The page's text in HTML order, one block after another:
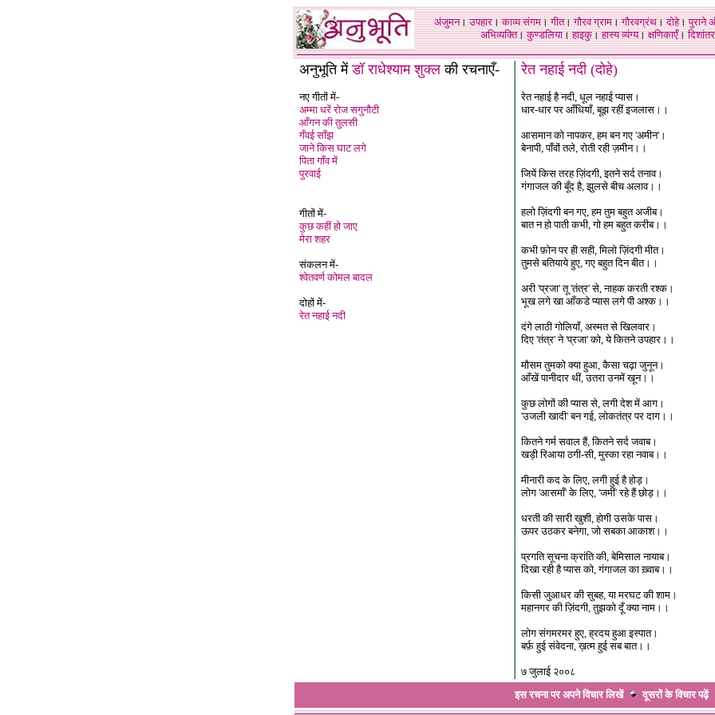
अंजुमन।उपहार।काव्य संगम।गीत।गौरव ग्राम।गौरवग्रंथ।दोहे।पुराने
अभिव्यक्ति।कुण्डलिया।हाइकु।हास्य व्यंग्य।क्षणिकाएँ।दिशांतर
अनुभूति मेंडॉ राधेश्याम शुक्ल की रचनाएँ-
नए गीतों में-
अम्मा धरें रोज सगुनौटी
आँगन की तुलसी
गँवई साँझ
जाने किस घाट लगे
पिता गाँव में
पुरवाई
गीतों में-
कुछ कहीं हो जाए
मेरा शहर
संकलन में-
श्वेतवर्ण कोमल बादल
दोहों में-
रेत नहाई नदी
रेत नहाई नदी (दोहे)
रेत नहाई है नदी, धूल नहाई प्यास।
धार-धार पर आँधियाँ, बूझ रहीं इजलास।।
आसमान को नापकर, हम बन गए 'अमीन'।
बेनापी, पाँवों तले, रोती रही ज़मीन।।
जियें किस तरह ज़िंदगी, इतने सर्द तनाव।
गंगाजल की बूँद है, झुलसे बीच अलाव।।
हलो ज़िंदगी बन गए, हम तुम बहुत अजीब।
बात न हो पाती कभी, गो हम बहुत करीब।।
कभी फ़ोन पर ही सही, मिलो ज़िंदगी मीत।
तुमसे बतियाये हुए, गए बहुत दिन बीत।।
अरी 'प्रजा' तू 'तंत्र' से, नाहक करती रश्क।
भूख लगे खा आँकडे प्यास लगे पी अश्क।।
दंगे लाठी गोलियाँ, अस्मत से खिलवार।
दिए 'तंत्र' ने 'प्रजा' को, ये कितने उपहार।।
मौसम तुमको क्या हुआ, कैसा चढ़ा जुनून।
आँखें पानीदार थीं, उतरा उनमें खून।।
कुछ लोगों की प्यास से, लगी देश में आग।
'उजली खादी' बन गई, लोकतंत्र पर दाग।।
कितने गर्म सवाल हैं, कितने सर्द जवाब।
खड़ी रिआया ठगी-सी, मुस्का रहा नवाब।।
मीनारी कद के लिए, लगी हुई है होड़।
लोग 'आसमाँ' के लिए, 'जमीं' रहे हैं छोड़।।
धरती की सारी खुशी, होगी उसके पास।
ऊपर उठकर बनेगा, जो सबका आकाश।।
प्रगति सूचना क्रांति की, बेमिसाल नायाब।
दिखा रही है प्यास को, गंगाजल का ख़्वाब।।
किसी जुआधर की सुबह, या मरघट की शाम।
महानगर की ज़िंदगी, तुझको दूँ क्या नाम।।
लोग संगमरमर हुए, ह्रदय हुआ इस्पात।
बर्फ़ हुई संवेदना, ख़त्म हुई सब बात।।
७ जुलाई २००८
इस रचना पर अपने विचार लिखें
दूसरों के विचारपढ़ें